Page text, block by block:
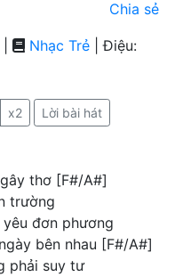
Chia sẻ
Nhạc Trẻ | Điệu:
x2 Lời bài hát
thơ [F#/A#]
trường
đơn phương
bên nhau [F#/A#]
phải suy tư